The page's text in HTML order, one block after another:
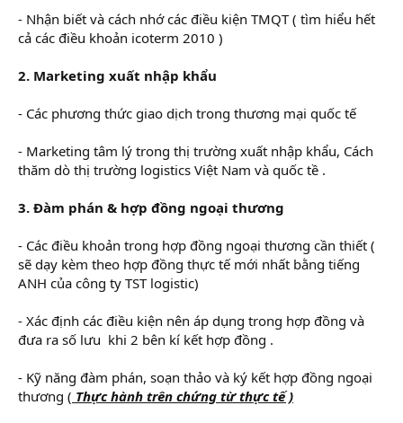
- Nhận biết và cách nhớ các điều kiện TMQT ( tìm hiểu hết
cả các điều khoản icoterm 2010 )
2. Marketing xuất nhập khẩu
- Các phương thức giao dịch trong thương mại quốc tế
- Marketing tâm lý trong thị trường xuất nhập khẩu, Cách
thăm dò thị trường logistics Việt Nam và quốc tề .
3. Đàm phán & hợp đồng ngoại thương
- Các điều khoản trong hợp đồng ngoại thương cần thiết (
sẽ dạy kèm theo hợp đồng thực tế mới nhất bằng tiếng
ANH của công ty TST logistic)
- Xác định các điều kiện nên áp dụng trong hợp đồng và
đưa ra số lưu ‎ khi 2 bên kí kết hợp đồng .
- Kỹ năng đàm phán, soạn thảo và ký kết hợp đồng ngoại
thương ( Thực hành trên chứng từ thực tế )